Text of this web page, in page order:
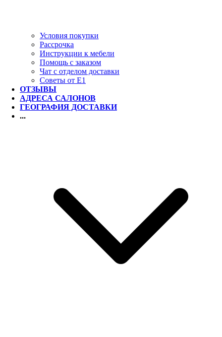
Условия покупки
Рассрочка
Инструкции к мебели
Помощь с заказом
Чат с отделом доставки
Советы от Е1
ОТЗЫВЫ
АДРЕСА САЛОНОВ
ГЕОГРАФИЯ ДОСТАВКИ
...